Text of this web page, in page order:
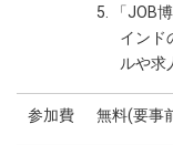
5. 「JOB
インド
ルや求
参加費 無料(要事